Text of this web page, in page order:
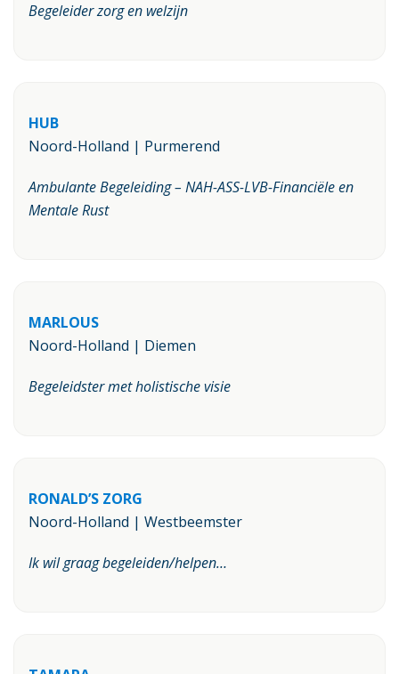
Begeleider zorg en welzijn
HUB
Noord-Holland | Purmerend
Ambulante Begeleiding – NAH-ASS-LVB-Financiële en
Mentale Rust
MARLOUS
Noord-Holland | Diemen
Begeleidster met holistische visie
RONALD’S ZORG
Noord-Holland | Westbeemster
Ik wil graag begeleiden/helpen…